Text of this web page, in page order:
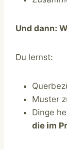
Und dann:
Du lernst:
Muster
Dinge
die im